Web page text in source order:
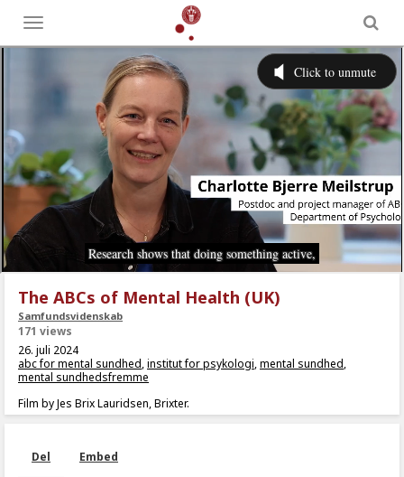
Toggle
menu
The ABCs of Mental Health (UK)
Samfundsvidenskab
171 views
26. juli 2024
abc for mental sundhed,institut for psykologi,mental sundhed,
mental sundhedsfremme
Film by Jes Brix Lauridsen, Brixter.
Del Embed